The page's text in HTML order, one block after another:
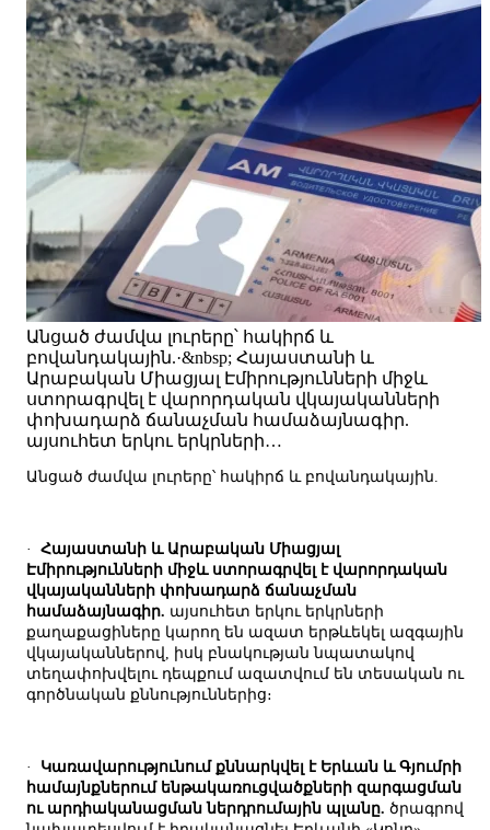
Անցած ժամվա լուրերը՝ հակիրճ և
բովանդակային.·&nbsp; Հայաստանի և
Արաբական Միացյալ Էմիրությունների միջև
ստորագրվել է վարորդական վկայականների
փոխադարձ ճանաչման համաձայնագիր.
այսուհետ երկու երկրների…
Անցած ժամվա լուրերը՝ հակիրճ և բովանդակային.
· Հայաստանի և Արաբական Միացյալ
Էմիրությունների միջև ստորագրվել է վարորդական
վկայականների փոխադարձ ճանաչման
համաձայնագիր. այսուհետ երկու երկրների
քաղաքացիները կարող են ազատ երթևեկել ազգային
վկայականներով, իսկ բնակության նպատակով
տեղափոխվելու դեպքում ազատվում են տեսական ու
գործնական քննություններից։
· Կառավարությունում քննարկվել է Երևան և Գյումրի
համայնքներում ենթակառուցվածքների զարգացման
ու արդիականացման ներդրումային պլանը. ծրագրով